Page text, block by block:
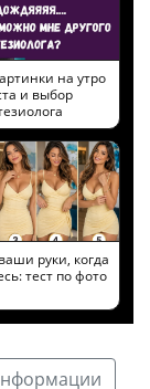
на утро
и выбор
руки, когда
тест по фото